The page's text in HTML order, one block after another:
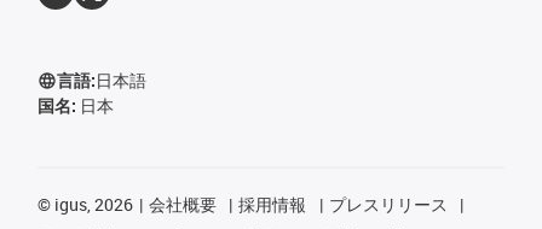
言語:日本語
国名: 日本
© igus, 2026 会社概要 採用情報
プレスリリース